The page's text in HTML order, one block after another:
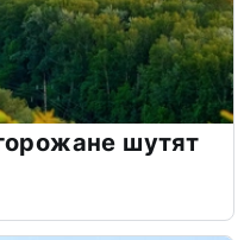
шутят